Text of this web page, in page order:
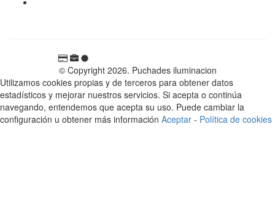
© Copyright 2026. Puchades iluminacion
Utilizamos cookies propias y de terceros para obtener datos
estadísticos y mejorar nuestros servicios. Si acepta o continúa
navegando, entendemos que acepta su uso. Puede cambiar la
configuración u obtener más información Aceptar - Política de cookies